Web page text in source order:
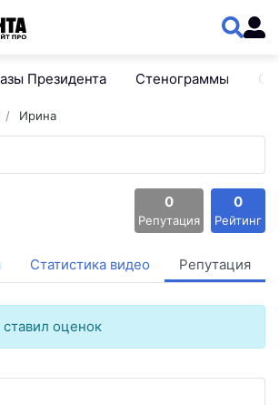
Президента Стенограммы
Ирина
0
Репутация
0
Рейтинг
Статистика видео Репутация
оценок